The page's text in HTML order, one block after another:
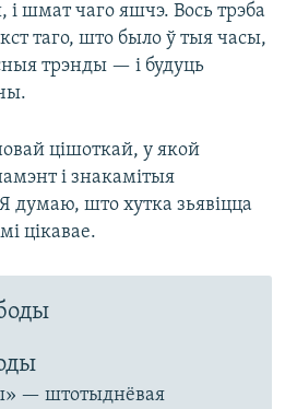
шмат чаго яшчэ. Вось трэба
таго, што было ў тыя часы,
трэнды — і будуць
цішоткай, у якой
і знакамітыя
думаю, што хутка зьявіцца
цікавае.
— штотыднёвая